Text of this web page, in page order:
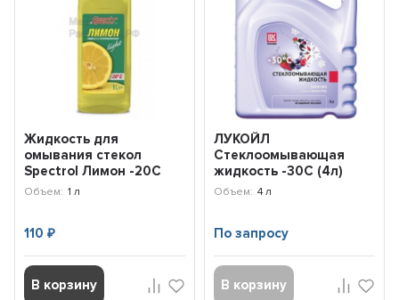
Жидкость для
омывания стекол
Spectrol Лимон -20С
(1л) 9647
Объем: 1 л
110₽
В корзину
ЛУКОЙЛ
Стеклоомывающая
жидкость -30С (4л)
3099114
Объем: 4 л
По запросу
В корзину